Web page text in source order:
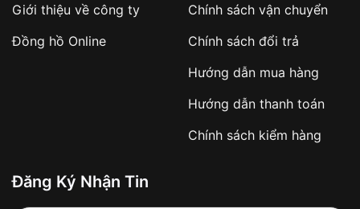
hàng
Số tiền còn lại thanh toán khi nhận hàng hoặc
✔️ Đảm bảo xử lý đơn hàng nhanh chóng
✔️ Hạn chế tình trạng hủy đơn không mong
Từ khóa SEO:
Giới thiệu về công ty
Đồng hồ Online
Chính sách vận chuyển
Chính sách đổi trả
Hướng dẫn mua hàng
Hướng dẫn thanh toán
Chính sách kiểm hàng
Đăng Ký Nhận Tin